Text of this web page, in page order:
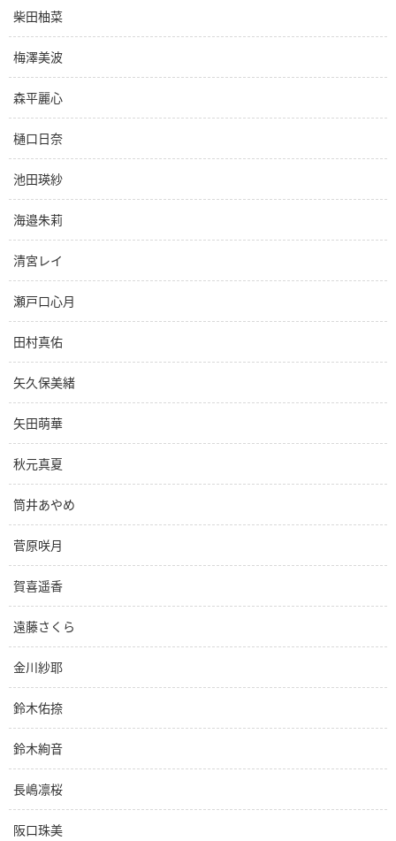
柴田柚菜
梅澤美波
森平麗心
樋口日奈
池田瑛紗
海邉朱莉
清宮レイ
瀬戸口心月
田村真佑
矢久保美緒
矢田萌華
秋元真夏
筒井あやめ
菅原咲月
賀喜遥香
遠藤さくら
金川紗耶
鈴木佑捺
鈴木絢音
長嶋凛桜
阪口珠美